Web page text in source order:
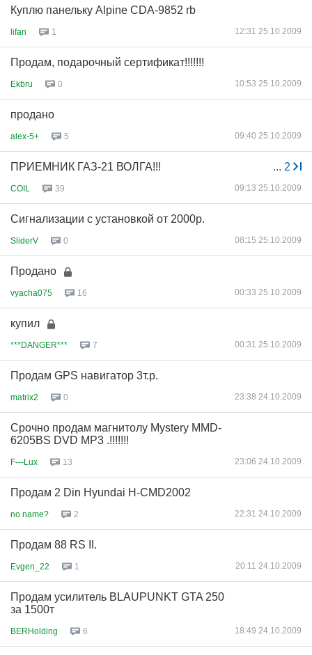
Куплю панельку Alpine CDA-9852 rb
lifan 1 12:31 25.10.2009
Продам, подарочный сертификат!!!!!!!
Ekbru 0 10:53 25.10.2009
продано
alex-5+ 5 09:40 25.10.2009
... 2
ПРИЕМНИК ГАЗ-21 ВОЛГА!!!
COIL 39 09:13 25.10.2009
Сигнализации с установкой от 2000р.
SliderV 0 08:15 25.10.2009
Продано
vyacha075 16 00:33 25.10.2009
купил
***DANGER*** 7 00:31 25.10.2009
Продам GPS навигатор 3т.р.
matrix2 0 23:38 24.10.2009
Срочно продам магнитолу Mystery MMD-
6205BS DVD MP3 .!!!!!!!
F---Lux 13 23:06 24.10.2009
Продам 2 Din Hyundai H-CMD2002
no name? 2 22:31 24.10.2009
Продам 88 RS II.
Evgen_22 1 20:11 24.10.2009
Продам усилитель BLAUPUNKT GTA 250
за 1500т
BERHolding 6 18:49 24.10.2009